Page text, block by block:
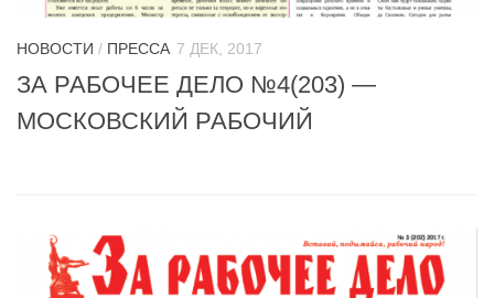
НОВОСТИ / ПРЕССА 7 ДЕК, 2017
ЗА РАБОЧЕЕ ДЕЛО №4(203) —
МОСКОВСКИЙ РАБОЧИЙ